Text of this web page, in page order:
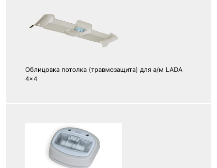
Облицовка потолка (травмозащита) для а/м LADA
4x4